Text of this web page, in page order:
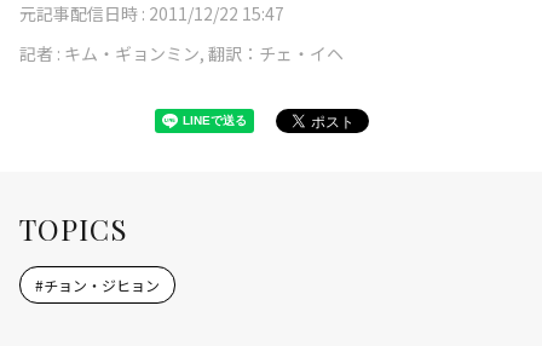
元記事配信日時 : 2011/12/22 15:47
記者 : キム・ギョンミン, 翻訳：チェ・イヘ
TOPICS
#チョン・ジヒョン